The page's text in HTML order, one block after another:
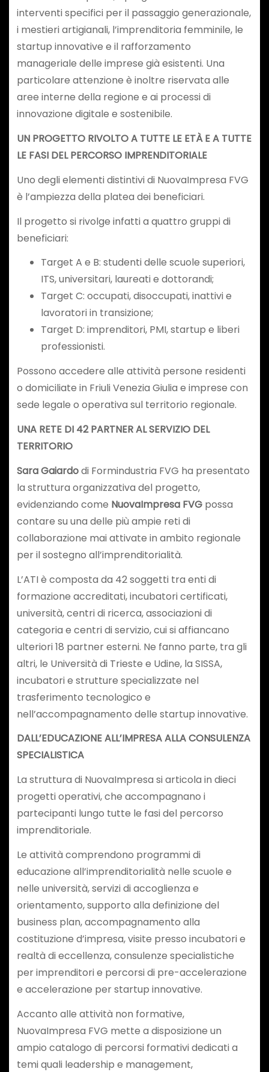
interventi specifici per il passaggio generazionale,
i mestieri artigianali, l’imprenditoria femminile, le
startup innovative e il rafforzamento
manageriale delle imprese già esistenti. Una
particolare attenzione è inoltre riservata alle
aree interne della regione e ai processi di
innovazione digitale e sostenibile.
UN PROGETTO RIVOLTO A TUTTE LE ETÀ E A TUTTE
LE FASI DEL PERCORSO IMPRENDITORIALE
Uno degli elementi distintivi di NuovaImpresa FVG
è l’ampiezza della platea dei beneficiari.
Il progetto si rivolge infatti a quattro gruppi di
beneficiari:
Target A e B: studenti delle scuole superiori,
ITS, universitari, laureati e dottorandi;
Target C: occupati, disoccupati, inattivi e
lavoratori in transizione;
Target D: imprenditori, PMI, startup e liberi
professionisti.
Possono accedere alle attività persone residenti
o domiciliate in Friuli Venezia Giulia e imprese con
sede legale o operativa sul territorio regionale.
UNA RETE DI 42 PARTNER AL SERVIZIO DEL
TERRITORIO
Sara Gaiardodi Formindustria FVG ha presentato
la struttura organizzativa del progetto,
evidenziando come NuovaImpresa FVGpossa
contare su una delle più ampie reti di
collaborazione mai attivate in ambito regionale
per il sostegno all’imprenditorialità.
L’ATI è composta da 42 soggetti tra enti di
formazione accreditati, incubatori certificati,
università, centri di ricerca, associazioni di
categoria e centri di servizio, cui si affiancano
ulteriori 18 partner esterni. Ne fanno parte, tra gli
altri, le Università di Trieste e Udine, la SISSA,
incubatori e strutture specializzate nel
trasferimento tecnologico e
nell’accompagnamento delle startup innovative.
DALL’EDUCAZIONE ALL’IMPRESA ALLA CONSULENZA
SPECIALISTICA
La struttura di NuovaImpresa si articola in dieci
progetti operativi, che accompagnano i
partecipanti lungo tutte le fasi del percorso
imprenditoriale.
Le attività comprendono programmi di
educazione all’imprenditorialità nelle scuole e
nelle università, servizi di accoglienza e
orientamento, supporto alla definizione del
business plan, accompagnamento alla
costituzione d’impresa, visite presso incubatori e
realtà di eccellenza, consulenze specialistiche
per imprenditori e percorsi di pre-accelerazione
e accelerazione per startup innovative.
Accanto alle attività non formative,
NuovaImpresa FVG mette a disposizione un
ampio catalogo di percorsi formativi dedicati a
temi quali leadership e management,